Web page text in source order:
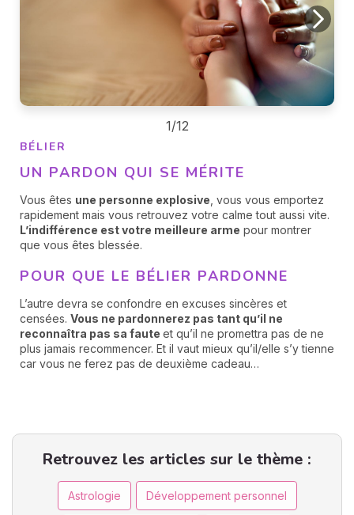
BÉLIER
UN PARDON QUI SE MÉRITE
Vous êtes une personne explosive , vous vous emportez
rapidement mais vous retrouvez votre calme tout aussi vite.
L’indifférence est votre meilleure arme pour montrer
que vous êtes blessée.
POUR QUE LE BÉLIER PARDONNE
L’autre devra se confondre en excuses sincères et
censées. Vous ne pardonnerez pas tant qu’il ne
reconnaîtra pas sa faute et qu’il ne promettra pas de ne
plus jamais recommencer. Et il vaut mieux qu’il/elle s’y tienne
car vous ne ferez pas de deuxième cadeau…
1/12
Retrouvez les articles sur le thème :
Astrologie Développement personnel